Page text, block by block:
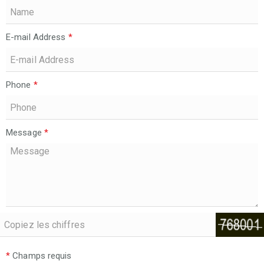
E-mail Address *
Phone *
Message *
* Champs requis